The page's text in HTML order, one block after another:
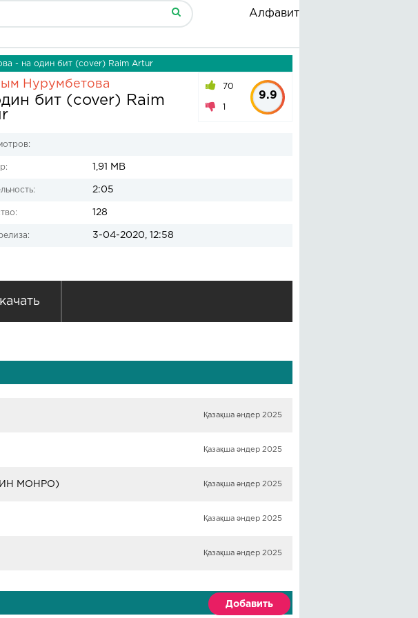
Алфавит
- на один бит (cover) Raim Artur
Нурумбетова
бит (cover) Raim
70
1
9.9
1,91 MB
2:05
128
3-04-2020, 12:58
Қазақша әндер 2025
Қазақша әндер 2025
МОНРО) Қазақша әндер 2025
Қазақша әндер 2025
Қазақша әндер 2025
Добавить